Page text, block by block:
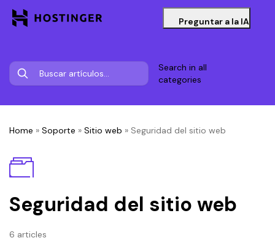
Preguntar a la IA
Search in all
categories
Home » Soporte » Sitio web » Seguridad del sitio web
Seguridad del sitio web
6 articles